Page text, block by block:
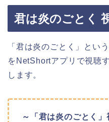
君は炎のごとく
「君は炎のごとく」
とい
をNetShortアプリで視聴
します。
～ 「君は炎のごとく」